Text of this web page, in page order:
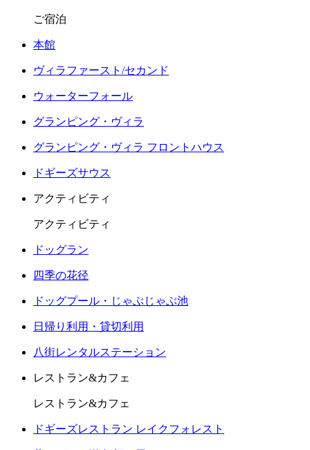
ご宿泊
本館
ヴィラファースト/セカンド
ウォーターフォール
グランピング・ヴィラ
グランピング・ヴィラ フロントハウス
ドギーズサウス
アクティビティ
アクティビティ
ドッグラン
四季の花径
ドッグプール・じゃぶじゃぶ池
日帰り利用・貸切利用
八街レンタルステーション
レストラン&カフェ
レストラン&カフェ
ドギーズレストラン レイクフォレスト